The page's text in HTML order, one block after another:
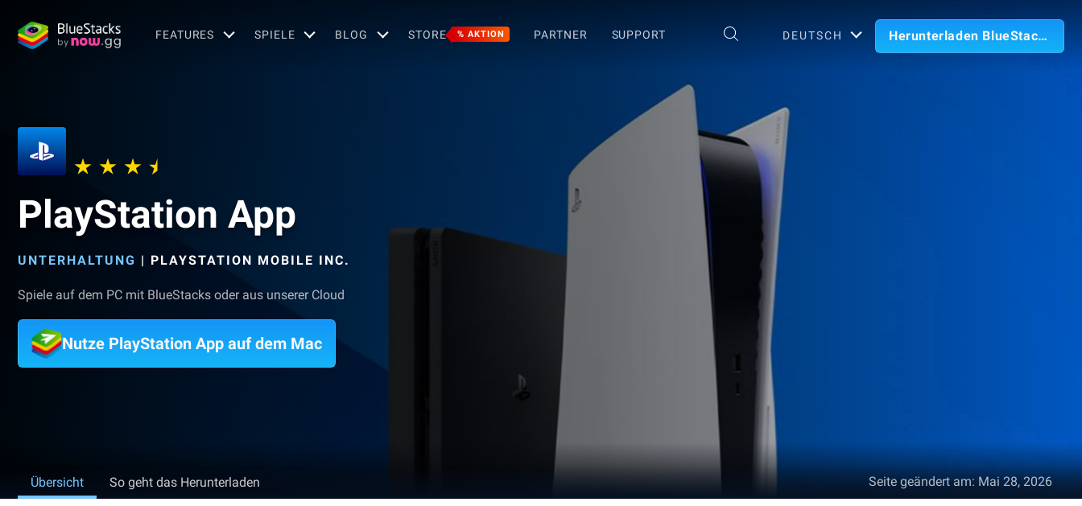
FEATURES SPIELE BLOG STORE % AKTION PARTNER SUPPORT DEUTSCH Herunterladen BlueStacks
PlayStation App
UNTERHALTUNG | PLAYSTATION MOBILE INC.
Spiele auf dem PC mit BlueStacks oder aus unserer Cloud
Nutze PlayStation App auf dem Mac
Übersicht So geht das Herunterladen Seite geändert am: Mai 28, 2026